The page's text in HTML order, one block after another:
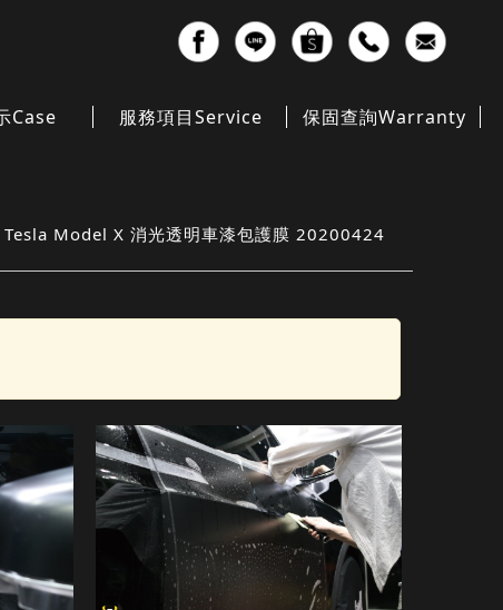
Case 服務項目Service 保固查詢Warranty
Tesla Model X 消光透明車漆包護膜 20200424